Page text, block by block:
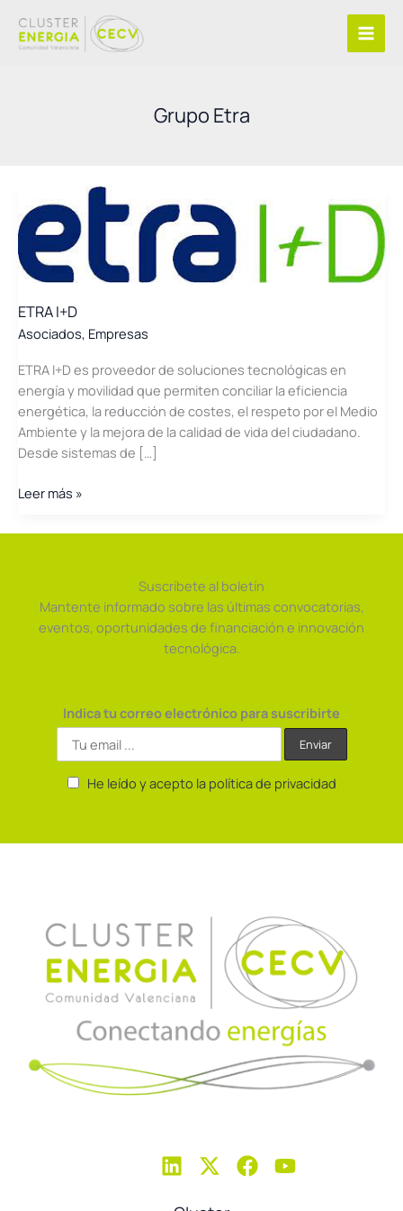
contenido
Grupo Etra
ETRA I+D
Asociados, Empresas
ETRA I+D es proveedor de soluciones tecnológicas en
energía y movilidad que permiten conciliar la eficiencia
energética, la reducción de costes, el respeto por el Medio
Ambiente y la mejora de la calidad de vida del ciudadano.
Desde sistemas de […]
ETRA
Leer más »
Suscríbete al boletín
Mantente informado sobre las últimas convocatorias,
eventos, oportunidades de financiación e innovación
tecnológica.
Indica tu correo electrónico para suscribirte
He leído y acepto la política de privacidad